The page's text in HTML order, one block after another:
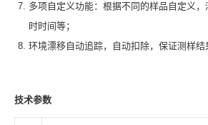
多项自定义功能：根据不同的样品自定义
时时间等；
环境漂移自动追踪，自动扣除，保证测样结
技术参数